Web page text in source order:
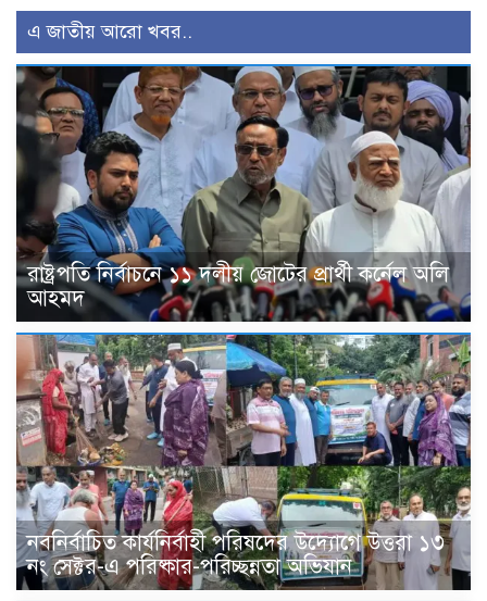
এ জাতীয় আরো খবর..
রাষ্ট্রপতি নির্বাচনে ১১ দলীয় জোটের প্রার্থী কর্নেল অলি
আহমদ
নবনির্বাচিত কার্যনির্বাহী পরিষদের উদ্যোগে উত্তরা ১৩
নং সেক্টর-এ পরিষ্কার-পরিচ্ছন্নতা অভিযান